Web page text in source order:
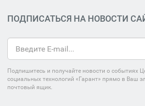
ПОДПИСАТЬСЯ НА НОВОСТИ
Подпишитесь и получайте новости о событиях
социальных технологий «Гарант» прямо в Ваш
почтовый ящик.